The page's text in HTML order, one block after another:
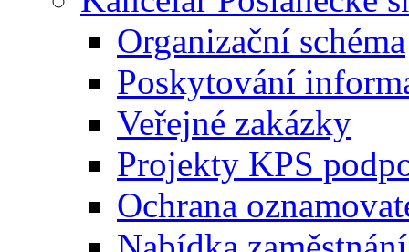
Organizační schéma
Poskytování
Veřejné zakázky
Projekty KPS
Ochrana